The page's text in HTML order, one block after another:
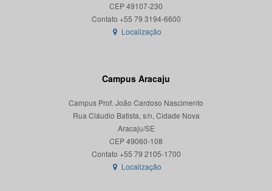
CEP 49107-230
Localização
Campus Aracaju
Campus Prof. João Cardoso Nascimento
Rua Cláudio Batista, s/n, Cidade Nova
Aracaju/SE
CEP 49060-108
Localização